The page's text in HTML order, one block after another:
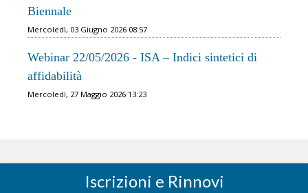
Biennale
Mercoledì, 03 Giugno 2026 08:57
Webinar 22/05/2026 - ISA – Indici sintetici di
affidabilità
Mercoledì, 27 Maggio 2026 13:23
Iscrizioni e Rinnovi